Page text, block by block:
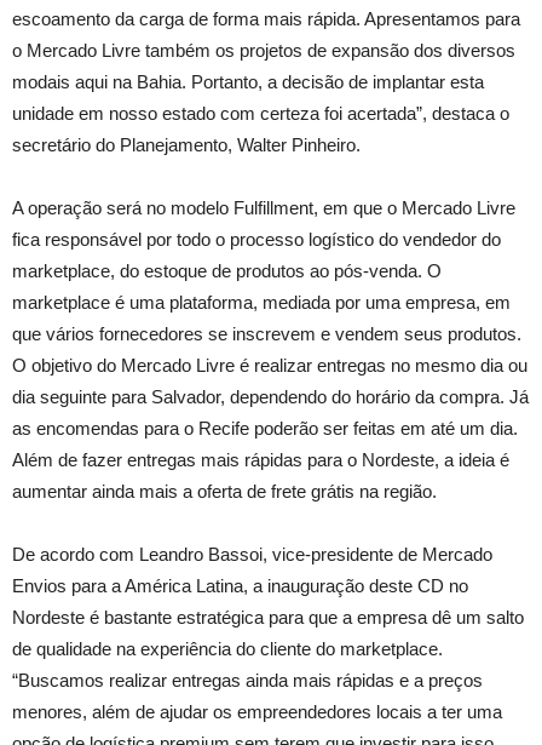
escoamento da carga de forma mais rápida. Apresentamos para
o Mercado Livre também os projetos de expansão dos diversos
modais aqui na Bahia. Portanto, a decisão de implantar esta
unidade em nosso estado com certeza foi acertada”, destaca o
secretário do Planejamento, Walter Pinheiro.
A operação será no modelo Fulfillment, em que o Mercado Livre
fica responsável por todo o processo logístico do vendedor do
marketplace, do estoque de produtos ao pós-venda. O
marketplace é uma plataforma, mediada por uma empresa, em
que vários fornecedores se inscrevem e vendem seus produtos.
O objetivo do Mercado Livre é realizar entregas no mesmo dia ou
dia seguinte para Salvador, dependendo do horário da compra. Já
as encomendas para o Recife poderão ser feitas em até um dia.
Além de fazer entregas mais rápidas para o Nordeste, a ideia é
aumentar ainda mais a oferta de frete grátis na região.
De acordo com Leandro Bassoi, vice-presidente de Mercado
Envios para a América Latina, a inauguração deste CD no
Nordeste é bastante estratégica para que a empresa dê um salto
de qualidade na experiência do cliente do marketplace.
“Buscamos realizar entregas ainda mais rápidas e a preços
menores, além de ajudar os empreendedores locais a ter uma